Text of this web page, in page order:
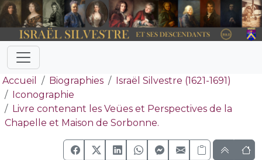
Accueil Biographies
Israël Silvestre (1621-1691)
Iconographie
Livre contenant les Veües et Perspectives de la
Chapelle et Maison de Sorbonne.